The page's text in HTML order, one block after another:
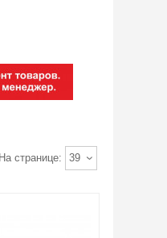
На странице: 39